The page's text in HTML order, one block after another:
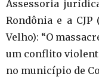
Assessoria
Rondônia e a CJP
Velho): “O
um conflito
no município de